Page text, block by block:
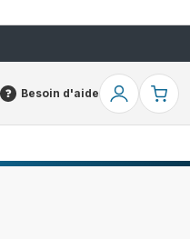
Besoin d'aide
Besoin
Mon